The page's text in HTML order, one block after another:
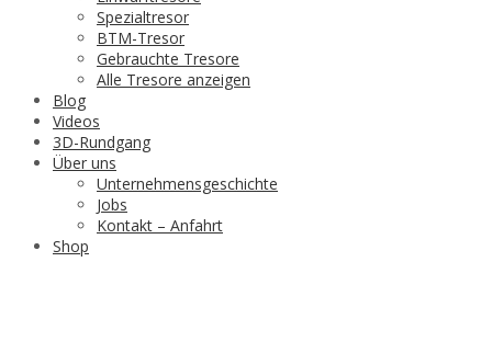
Spezialtresor
BTM-Tresor
Gebrauchte Tresore
Alle Tresore anzeigen
Blog
Videos
3D-Rundgang
Über uns
Unternehmensgeschichte
Jobs
Kontakt – Anfahrt
Shop